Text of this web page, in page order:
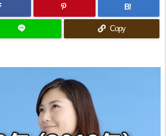
B!
Copy